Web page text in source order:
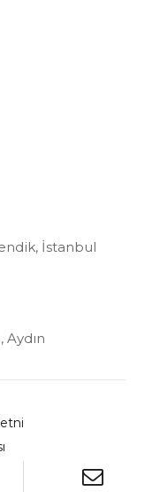
İstanbul
Aydın